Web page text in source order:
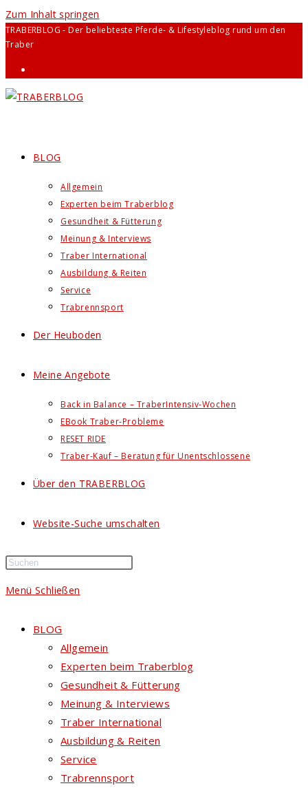
Zum Inhalt springen
TRABERBLOG - Der beliebteste Pferde- & Lifestyleblog rund um den
Traber
BLOG
Allgemein
Experten beim Traberblog
Gesundheit & Fütterung
Meinung & Interviews
Traber International
Ausbildung & Reiten
Service
Trabrennsport
Der Heuboden
Meine Angebote
Back in Balance – TraberIntensiv-Wochen
EBook Traber-Probleme
RESET RIDE
Traber-Kauf – Beratung für Unentschlossene
Über den TRABERBLOG
Website-Suche umschalten
Menü Schließen
BLOG
Allgemein
Experten beim Traberblog
Gesundheit & Fütterung
Meinung & Interviews
Traber International
Ausbildung & Reiten
Service
Trabrennsport